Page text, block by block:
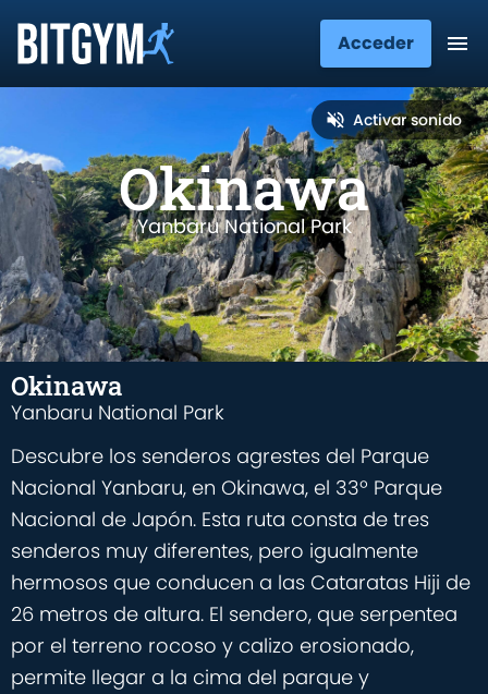
Acceder
Activar sonido
Okinawa
Yanbaru National Park
Okinawa
Yanbaru National Park
Descubre los senderos agrestes del Parque
Nacional Yanbaru, en Okinawa, el 33º Parque
Nacional de Japón. Esta ruta consta de tres
senderos muy diferentes, pero igualmente
hermosos que conducen a las Cataratas Hiji de
26 metros de altura. El sendero, que serpentea
por el terreno rocoso y calizo erosionado,
permite llegar a la cima del parque y